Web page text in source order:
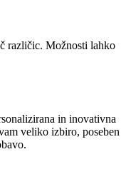
različic. Možnosti lahko
in inovativna
veliko izbiro, poseben